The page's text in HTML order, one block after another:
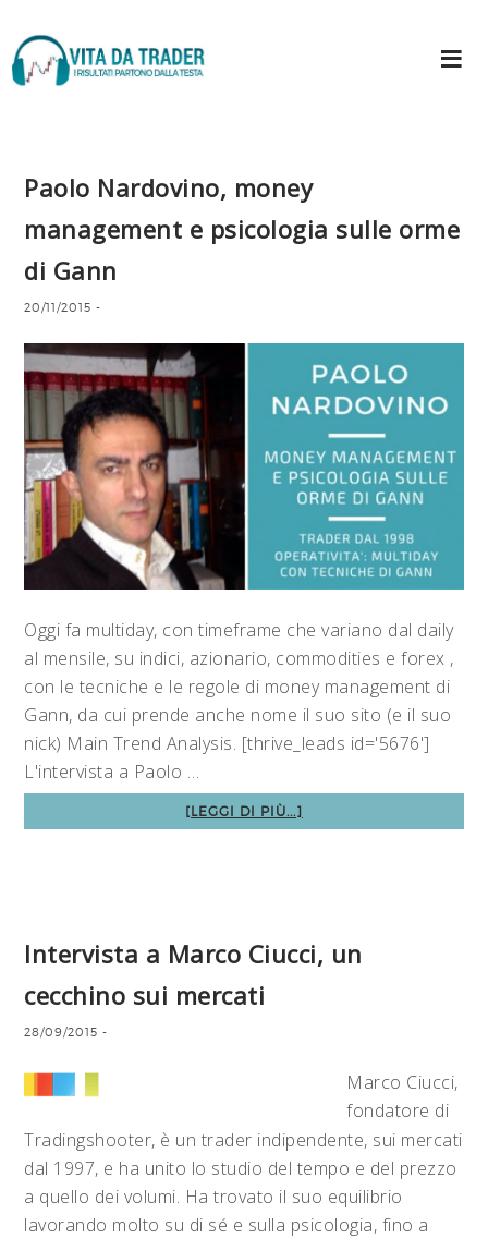
Paolo Nardovino, money
management e psicologia sulle orme
di Gann
20/11/2015 -
Oggi fa multiday, con timeframe che variano dal daily
al mensile, su indici, azionario, commodities e forex ,
con le tecniche e le regole di money management di
Gann, da cui prende anche nome il suo sito (e il suo
nick) Main Trend Analysis. [thrive_leads id='5676']
L'intervista a Paolo …
[LEGGI DI PIÙ...]
Intervista a Marco Ciucci, un
cecchino sui mercati
28/09/2015 -
Marco Ciucci,
fondatore di
Tradingshooter, è un trader indipendente, sui mercati
dal 1997, e ha unito lo studio del tempo e del prezzo
a quello dei volumi. Ha trovato il suo equilibrio
lavorando molto su di sé e sulla psicologia, fino a